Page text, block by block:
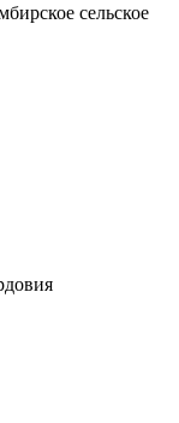
сельское